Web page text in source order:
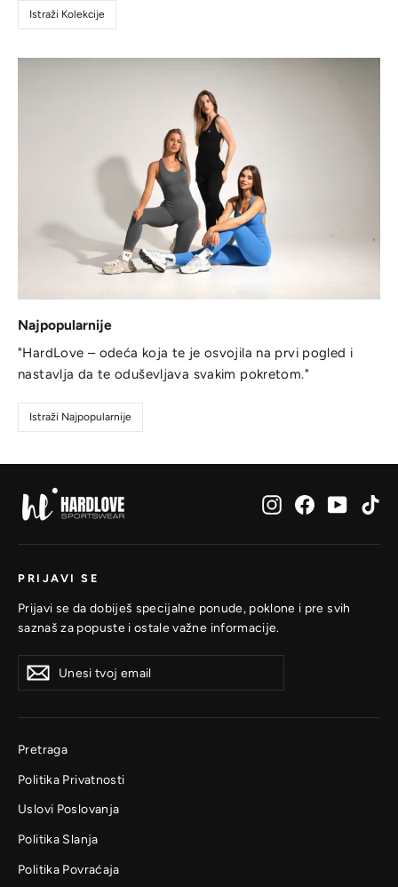
Istraži Kolekcije
Najpopularnije
"HardLove – odeća koja te je osvojila na prvi pogled i
nastavlja da te oduševljava svakim pokretom."
Istraži Najpopularnije
InstagramFacebook
PRIJAVI SE
Prijavi se da dobiješ specijalne ponude, poklone i pre svih
saznaš za popuste i ostale važne informacije.
Unesi
tvoj
Prijavi
se
Prijavi
se
Pretraga
Politika Privatnosti
Uslovi Poslovanja
Politika Slanja
Politika Povraćaja